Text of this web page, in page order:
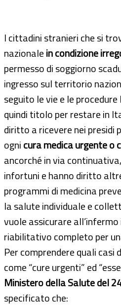
I cittadini stranieri che si
nazionalein condizione
permesso di soggiorno
ingresso sul territorio
seguito le vie e le
quindi titolo per restare in
diritto a ricevere nei presidi
ognicura medica urgente o
ancorché in via
infortuni e hanno diritto
programmi di medicina
la salute individuale e
vuole assicurare
riabilitativo completo per
Per comprendere quali casi
come “cure urgenti” ed
Ministero della Salute del
specificato che: